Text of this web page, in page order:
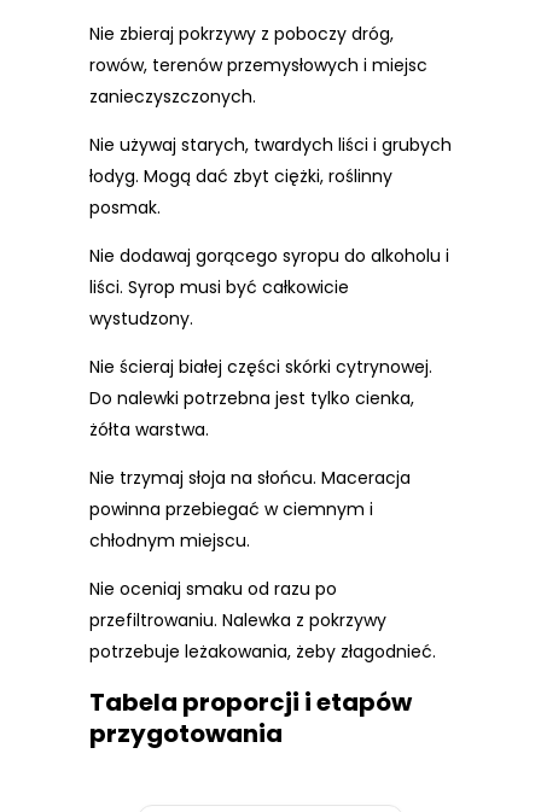
Nie zbieraj pokrzywy z poboczy dróg,
rowów, terenów przemysłowych i miejsc
zanieczyszczonych.
Nie używaj starych, twardych liści i grubych
łodyg. Mogą dać zbyt ciężki, roślinny
posmak.
Nie dodawaj gorącego syropu do alkoholu i
liści. Syrop musi być całkowicie
wystudzony.
Nie ścieraj białej części skórki cytrynowej.
Do nalewki potrzebna jest tylko cienka,
żółta warstwa.
Nie trzymaj słoja na słońcu. Maceracja
powinna przebiegać w ciemnym i
chłodnym miejscu.
Nie oceniaj smaku od razu po
przefiltrowaniu. Nalewka z pokrzywy
potrzebuje leżakowania, żeby złagodnieć.
Tabela proporcji i etapów
przygotowania